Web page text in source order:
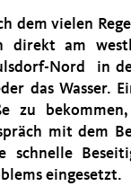
dem vielen
direkt am
Nord in
das Wasser.
zu
mit dem
schnelle
eingesetzt.